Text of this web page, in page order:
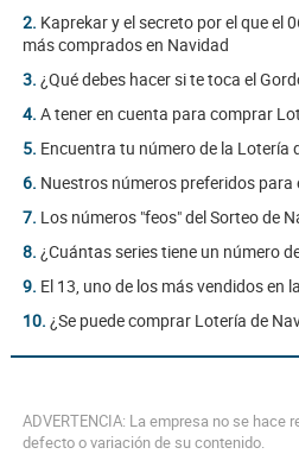
2. Kaprekar y el secreto por el que el
más comprados en Navidad
3. ¿Qué debes hacer si te toca el
4. A tener en cuenta para comprar
5. Encuentra tu número de la Lotería
6. Nuestros números preferidos para
7. Los números "feos" del Sorteo de
8. ¿Cuántas series tiene un número
9. El 13, uno de los más vendidos en
10. ¿Se puede comprar Lotería de
ADVERTENCIA: La empresa no se hace
defecto o variación de su contenido.